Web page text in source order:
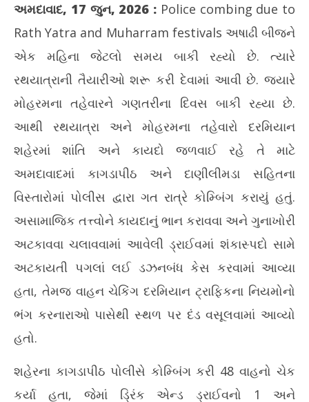
અમદાવાદમાં રથયાત્રા અને મહોરમના તહેવારોને લીધે પોલીસનું કોમ્બિંગ
17,
2026
17,
અમદાવાદ, 17 જુન, 2026 : Police combing due to
Rath Yatra and Muharram festivals અષાઢી બીજને
એક મહિના જેટલો સમય બાકી રહ્યો છે. ત્યારે
રથયાત્રાની તૈયારીઓ શરૂ કરી દેવામાં આવી છે. જ્યારે
મોહરમના તહેવારને ગણતરીના દિવસ બાકી રહ્યા છે.
આથી રથયાત્રા અને મોહરમના તહેવારો દરમિયાન
શહેરમાં શાંતિ અને કાયદો જળવાઈ રહે તે માટે
અમદાવાદમાં કાગડાપીઠ અને દાણીલીમડા સહિતના
વિસ્તારોમાં પોલીસ દ્વારા ગત રાત્રે કોમ્બિંગ કરાયું હતું.
અસામાજિક તત્ત્વોને કાયદાનું ભાન કરાવવા અને ગુનાખોરી
અટકાવવા ચલાવવામાં આવેલી ડ્રાઈવમાં શંકાસ્પદો સામે
અટકાયતી પગલાં લઈ ડઝનબંધ કેસ કરવામાં આવ્યા
હતા, તેમજ વાહન ચેકિંગ દરમિયાન ટ્રાફિકના નિયમોનો
ભંગ કરનારાઓ પાસેથી સ્થળ પર દંડ વસૂલવામાં આવ્યો
હતો.
શહેરના કાગડાપીઠ પોલીસે કોમ્બિંગ કરી 48 વાહનો ચેક
કર્યા હતા, જેમાં ડ્રિંક એન્ડ ડ્રાઈવનો 1 અને